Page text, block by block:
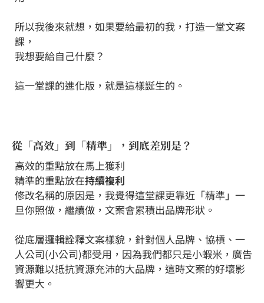
所以我後來就想，如果要給最初的我，打造一堂文案
課，
我想要給自己什麼？
這一堂課的進化版，就是這樣誕生的。
從「高效」到「精準」，到底差別是？
高效的重點放在馬上獲利
精準的重點放在持續複利
修改名稱的原因是，我覺得這堂課更靠近「精準」一
旦你照做，繼續做，文案會累積出品牌形狀。
從底層邏輯詮釋文案樣貌，針對個人品牌、協槓、一
人公司(小公司)都受用，因為我們都只是小蝦米，廣告
資源難以抵抗資源充沛的大品牌，這時文案的好壞影
響更大。